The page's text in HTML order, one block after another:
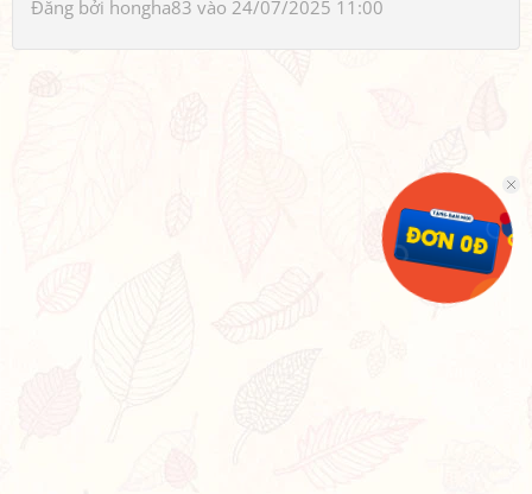
Đăng bởi hongha83 vào 24/07/2025 11:00